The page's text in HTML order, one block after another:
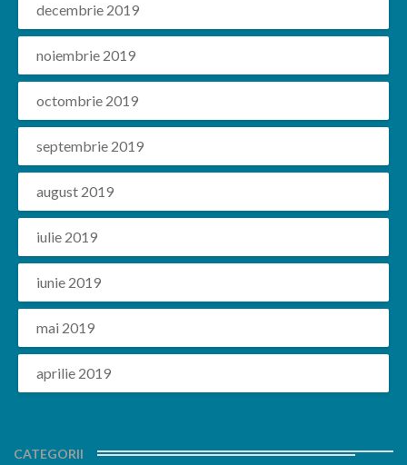
decembrie 2019
noiembrie 2019
octombrie 2019
septembrie 2019
august 2019
iulie 2019
iunie 2019
mai 2019
aprilie 2019
CATEGORII